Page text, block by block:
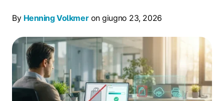
By Henning Volkmeron giugno 23, 2026